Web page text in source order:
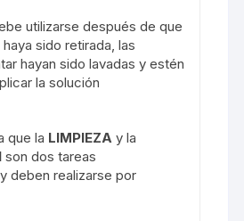
utilizarse después de que
sido retirada, las
hayan sido lavadas y estén
la solución
que la LIMPIEZA y la
son dos tareas
deben realizarse por